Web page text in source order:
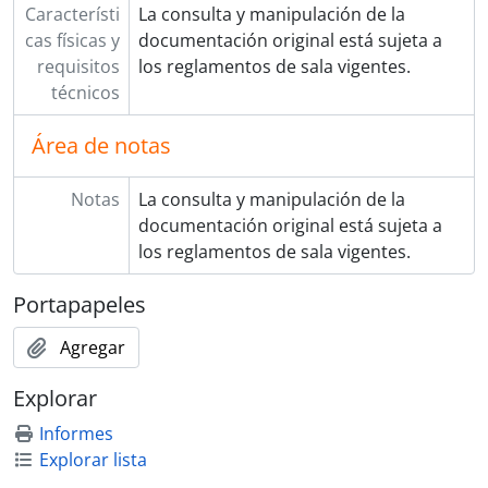
Característi
cas físicas y
requisitos
técnicos
La consulta y manipulación de la
documentación original está sujeta a
los reglamentos de sala vigentes.
Área de notas
Notas
La consulta y manipulación de la
documentación original está sujeta a
los reglamentos de sala vigentes.
Portapapeles
Agregar
Explorar
Informes
Explorar lista